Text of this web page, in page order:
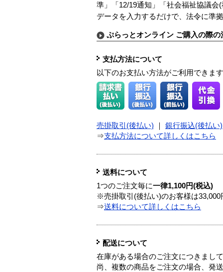
準」「12/19通知」「社会福祉協議
データを入力するだけで、法令に準
ぷらっとオンライン ご購入の際の
支払方法について
以下のお支払い方法がご利用できます
売掛取引(後払い) 銀行振込(後払い)
⇒支払方法について詳しくはこちら
送料について
1つのご注文毎に一律1,100円(税込)
※売掛取引(後払い)のお客様は33,000
⇒送料について詳しくはこちら
配送について
在庫がある場合のご注文につきまし
尚、複数の商品をご注文の場合、発